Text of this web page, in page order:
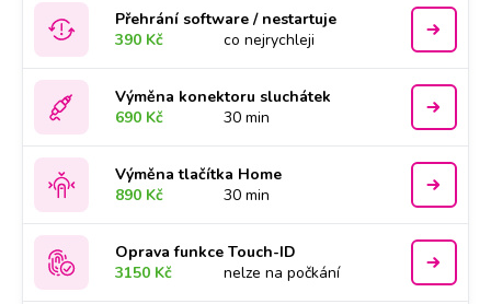
Přehrání software / nestartuje
390 Kč
co nejrychleji
Výměna konektoru sluchátek
690 Kč
30 min
Výměna tlačítka Home
890 Kč
30 min
Oprava funkce Touch-ID
3150 Kč
nelze na počkání